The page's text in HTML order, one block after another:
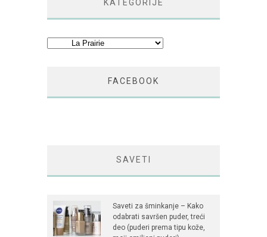
KATEGORIJE
Kategorije
FACEBOOK
SAVETI
Saveti za šminkanje – Kako
odabrati savršen puder, treći
deo (puderi prema tipu kože,